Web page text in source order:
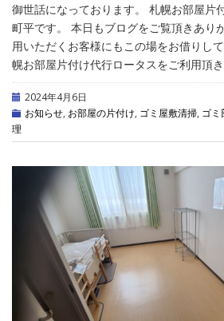
御世話になっております。 札幌お部屋片
町平です。 本日もブログをご覧頂きあり
用いただくお客様にもこの場をお借りし
幌お部屋片付け代行ロータスをご利用頂
2024年4月6日
お知らせ, お部屋の片付け, ゴミ屋敷清掃, ゴミ
理